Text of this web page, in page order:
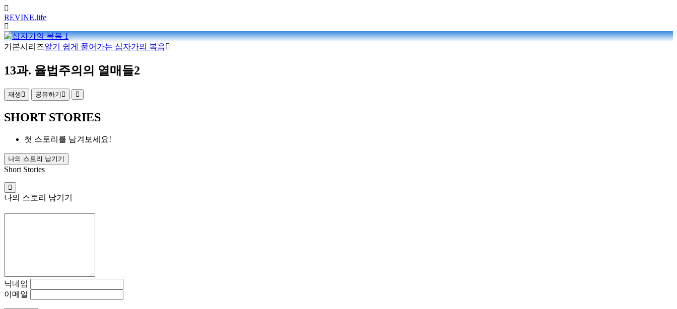
REVINE.life
기본시리즈알기 쉽게 풀어가는 십자가의 복음
13과. 율법주의의 열매들2
재생 공유하기
SHORT STORIES
첫 스토리를 남겨보세요!
나의 스토리 남기기
Short Stories
나의 스토리 남기기
닉네임
이메일